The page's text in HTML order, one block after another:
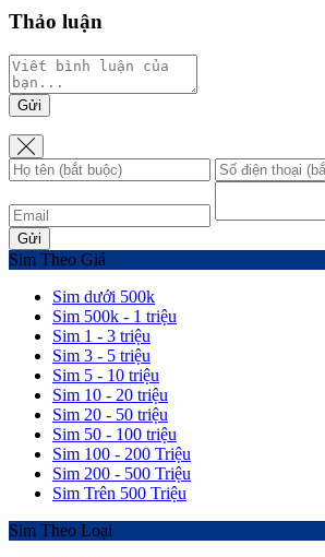
Thảo luận
Gửi
Gửi
Sim Theo Giá
Sim dưới 500k
Sim 500k - 1 triệu
Sim 1 - 3 triệu
Sim 3 - 5 triệu
Sim 5 - 10 triệu
Sim 10 - 20 triệu
Sim 20 - 50 triệu
Sim 50 - 100 triệu
Sim 100 - 200 Triệu
Sim 200 - 500 Triệu
Sim Trên 500 Triệu
Sim Theo Loại